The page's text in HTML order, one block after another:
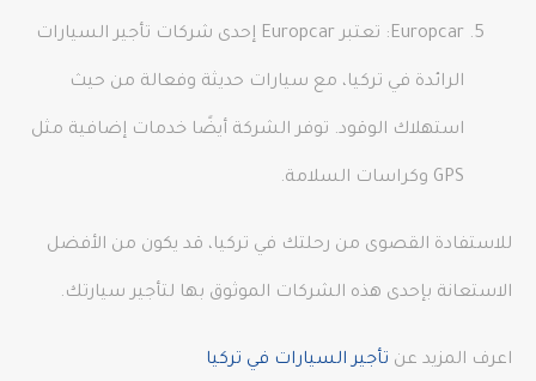
Europcar: تعتبر Europcar إحدى شركات تأجير السيارات
الرائدة في تركيا، مع سيارات حديثة وفعالة من حيث
استهلاك الوقود. توفر الشركة أيضًا خدمات إضافية مثل
GPS وكراسات السلامة.
للاستفادة القصوى من رحلتك في تركيا، قد يكون من الأفضل
الاستعانة بإحدى هذه الشركات الموثوق بها لتأجير سيارتك.
اعرف المزيد عن تأجير السيارات في تركيا